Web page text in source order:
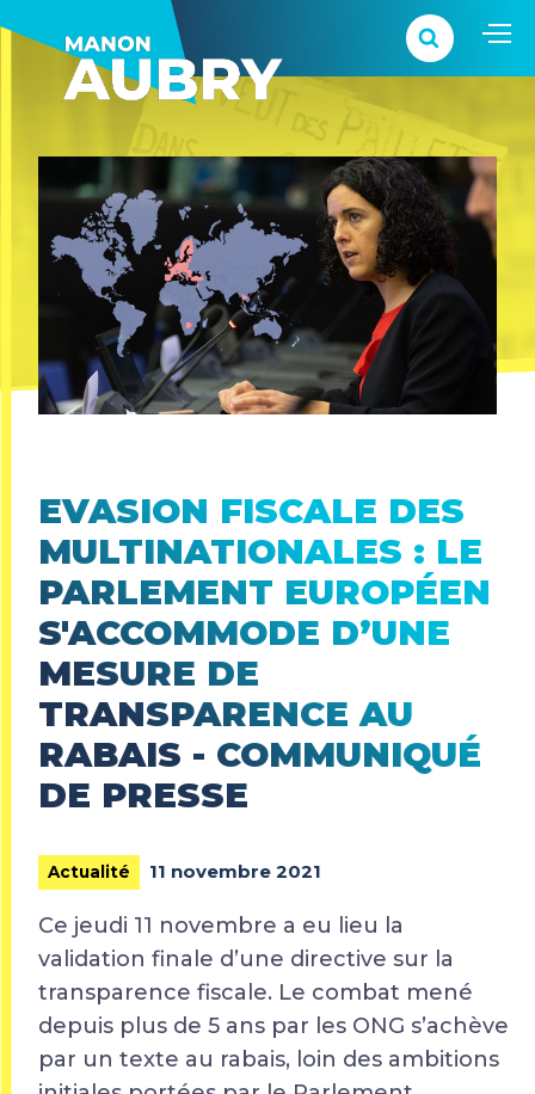
EVASION FISCALE DES
MULTINATIONALES : LE
PARLEMENT EUROPÉEN
S'ACCOMMODE D’UNE
MESURE DE
TRANSPARENCE AU
RABAIS - COMMUNIQUÉ
DE PRESSE
Actualité 11 novembre 2021
Ce jeudi 11 novembre a eu lieu la
validation finale d’une directive sur la
transparence fiscale. Le combat mené
depuis plus de 5 ans par les ONG s’achève
par un texte au rabais, loin des ambitions